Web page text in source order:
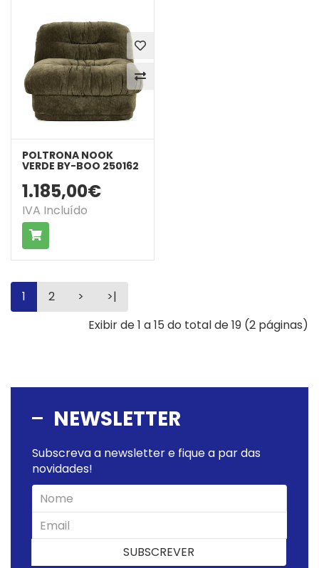
POLTRONA NOOK
VERDE BY-BOO 250162
1.185,00€
IVA Incluído
COMPRAR
1 2 >
>|
Exibir de 1 a 15 do total de 19 (2 páginas)
NEWSLETTER
Subscreva a newsletter e fique a par das
novidades!
SUBSCREVERSUBSCREVER